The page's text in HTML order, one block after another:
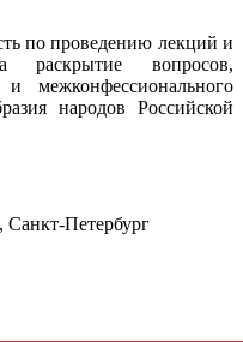
по проведению лекций и
раскрытие вопросов,
межконфессионального
народов Российской
Санкт-Петербург